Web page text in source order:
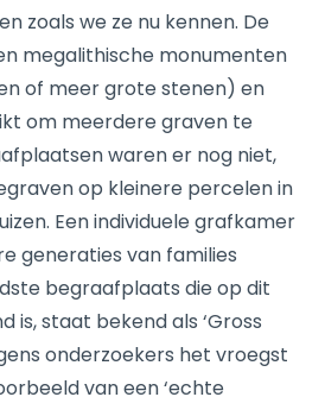
zoals we ze nu kennen. De
megalithische monumenten
of meer grote stenen) en
om meerdere graven te
waren er nog niet,
op kleinere percelen in
Een individuele grafkamer
generaties van families
begraafplaats die op dit
is, staat bekend als ‘Gross
onderzoekers het vroegst
van een ‘echte